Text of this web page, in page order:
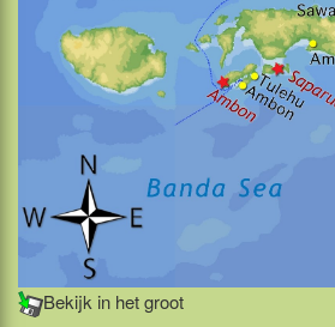
Bekijk in het groot